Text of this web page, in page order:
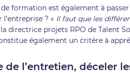
formation est également à
? « Il faut que les
directrice projets RPO de Talent
également un critère à
de l’entretien, déceler